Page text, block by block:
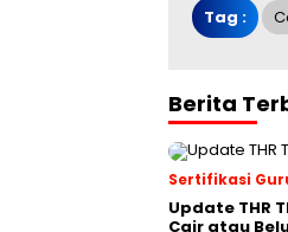
Tag :
Berita
Sertifikasi
Update THR
Cair atau